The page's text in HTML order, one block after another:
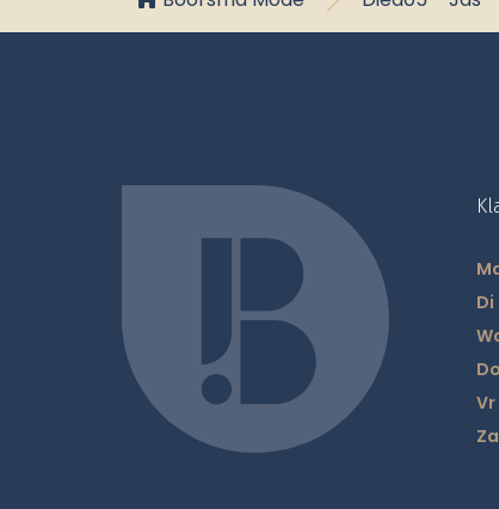
Di
Do
Vr
Za